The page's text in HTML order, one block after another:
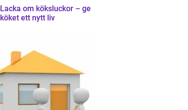
Lacka om köksluckor – ge
köket ett nytt liv